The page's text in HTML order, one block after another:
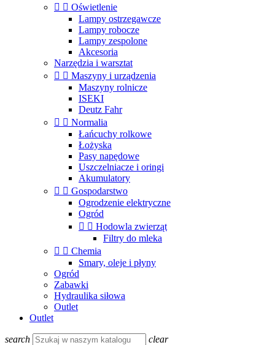
  Oświetlenie
Lampy ostrzegawcze
Lampy robocze
Lampy zespolone
Akcesoria
Narzędzia i warsztat
  Maszyny i urządzenia
Maszyny rolnicze
ISEKI
Deutz Fahr
  Normalia
Łańcuchy rolkowe
Łożyska
Pasy napędowe
Uszczelniacze i oringi
Akumulatory
  Gospodarstwo
Ogrodzenie elektryczne
Ogród
  Hodowla zwierząt
Filtry do mleka
  Chemia
Smary, oleje i płyny
Ogród
Zabawki
Hydraulika siłowa
Outlet
Outlet
search clear